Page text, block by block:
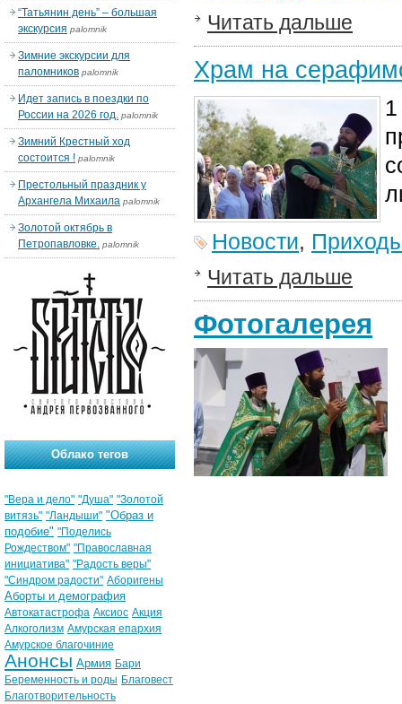
Читать дальше
Храм на
Новости,
Читать дальше
Фотогалерея
“Татьянин день” – большая
экскурсия palomnik
Зимние экскурсии для
паломников palomnik
Идет запись в поездки по
России на 2026 год. palomnik
Зимний Крестный ход
состоится ! palomnik
Престольный праздник у
Архангела Михаила palomnik
Золотой октябрь в
Петропавловке. palomnik
Облако тегов
"Вера и дело" "Душа" "Золотой
витязь" "Ландыши" "Образ и
подобие" "Поделись
Рождеством" "Православная
инициатива" "Радость веры"
"Синдром радости" Аборигены
Аборты и демография
Автокатастрофа Аксиос Акция
Алкоголизм Амурская епархия
Амурское благочиние
Анонсы Армия Бари
Беременность и роды Благовест
Благотворительность